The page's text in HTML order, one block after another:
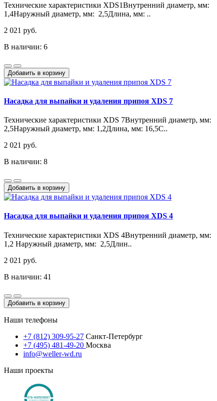
Технические характеристики XDS1Внутренний диаметр, мм:
1,4Наружный диаметр, мм: 2,5Длина, мм: ..
2 021 руб.
В наличии: 6
Добавить в корзину
Насадка для выпайки и удаления припоя XDS 7
Технические характеристики XDS 7Внутренний диаметр, мм:
2,5Наружный диаметр, мм: 1,2Длина, мм: 16,5С..
2 021 руб.
В наличии: 8
Добавить в корзину
Насадка для выпайки и удаления припоя XDS 4
Технические характеристики XDS 4Внутренний диаметр, мм:
1,2 Наружный диаметр, мм: 2,5Длин..
2 021 руб.
В наличии: 41
Добавить в корзину
Наши телефоны
+7 (812) 309-95-27 Санкт-Петербург
+7 (495) 481-49-20 Москва
info@weller-wd.ru
Наши проекты